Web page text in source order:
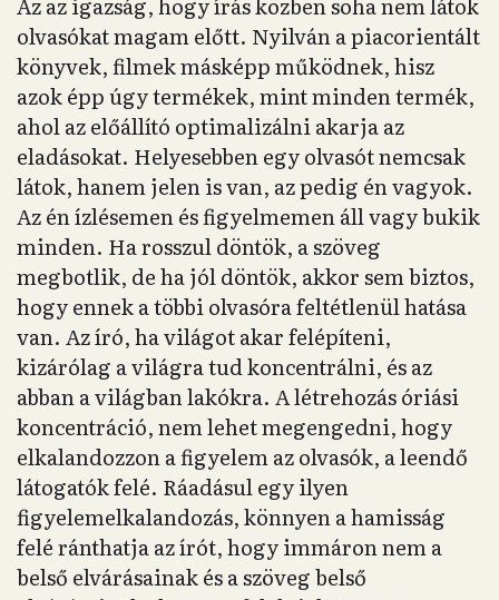
olvasókat magam előtt. Nyilván a piacorientált
könyvek, filmek másképp működnek, hisz
azok épp úgy termékek, mint minden termék,
ahol az előállító optimalizálni akarja az
eladásokat. Helyesebben egy olvasót nemcsak
látok, hanem jelen is van, az pedig én vagyok.
Az én ízlésemen és figyelmemen áll vagy bukik
minden. Ha rosszul döntök, a szöveg
megbotlik, de ha jól döntök, akkor sem biztos,
hogy ennek a többi olvasóra feltétlenül hatása
van. Az író, ha világot akar felépíteni,
kizárólag a világra tud koncentrálni, és az
abban a világban lakókra. A létrehozás óriási
koncentráció, nem lehet megengedni, hogy
elkalandozzon a figyelem az olvasók, a leendő
látogatók felé. Ráadásul egy ilyen
figyelemelkalandozás, könnyen a hamisság
felé ránthatja az írót, hogy immáron nem a
belső elvárásainak és a szöveg belső